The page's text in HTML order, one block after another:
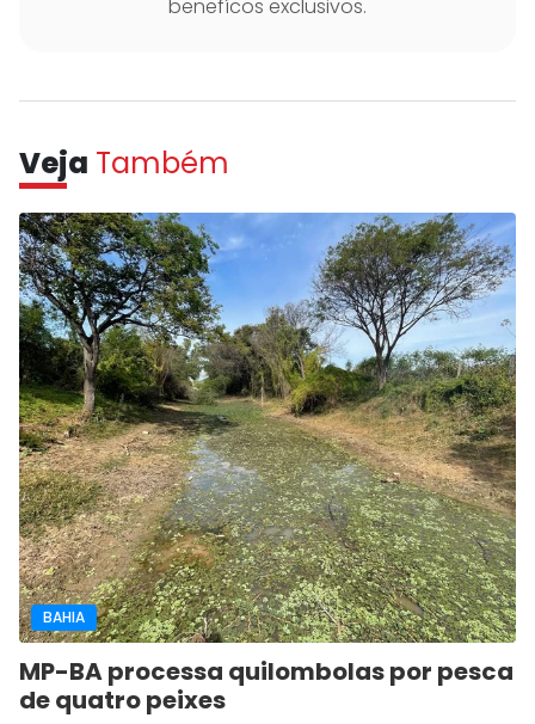
benefícos exclusivos.
Veja Também
BAHIA
MP-BA processa quilombolas por pesca
de quatro peixes